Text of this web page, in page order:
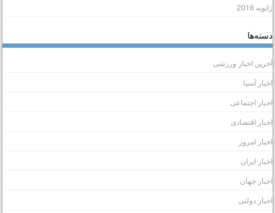
2016
اخبار ورزشی
آسیا
اجتماعی
اقتصادی
امروز
ایران
جهان
دولتی